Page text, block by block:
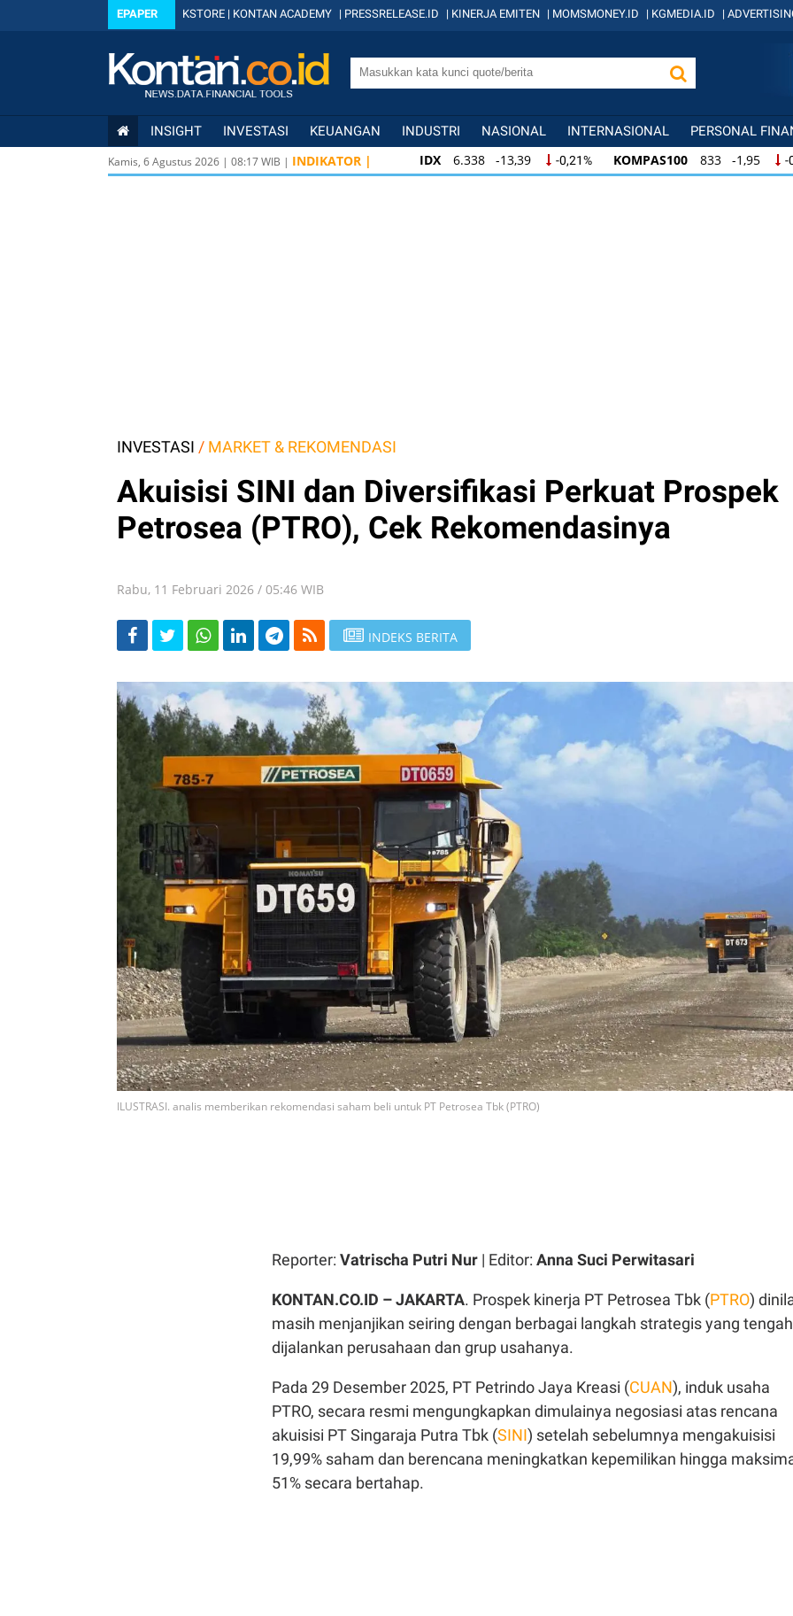
EPAPER KSTORE | KONTAN ACADEMY | PRESSRELEASE.ID | KINERJA EMITEN | MOMSMONEY.ID | KGMEDIA.ID |
INSIGHT INVESTASI KEUANGAN INDUSTRI NASIONAL INTERNASIONAL PERSONAL
Kamis, 6 Agustus 2026 | 08:17WIB | INDIKATOR | IDX 6.338 -13,39 -0,21% KOMPAS100 833 -1,95 -
IDX 6.338 -13,39 -0,21% KOMPAS100 833 -1,95 -
INVESTASI / MARKET & REKOMENDASI
Akuisisi SINI dan Diversifikasi Perkuat Prospek
Petrosea (PTRO), Cek Rekomendasinya
Rabu, 11 Februari 2026 / 05:46 WIB
INDEKS BERITA
ILUSTRASI. analis memberikan rekomendasi saham beli untuk PT Petrosea Tbk (PTRO)
Reporter: Vatrischa Putri Nur | Editor: Anna Suci Perwitasari
KONTAN.CO.ID – JAKARTA. Prospek kinerja PT Petrosea Tbk (PTRO)
masih menjanjikan seiring dengan berbagai langkah strategis yang tengah
dijalankan perusahaan dan grup usahanya.
Pada 29 Desember 2025, PT Petrindo Jaya Kreasi (CUAN), induk usaha
PTRO, secara resmi mengungkapkan dimulainya negosiasi atas rencana
akuisisi PT Singaraja Putra Tbk (SINI) setelah sebelumnya mengakuisisi
19,99% saham dan berencana meningkatkan kepemilikan hingga
51% secara bertahap.